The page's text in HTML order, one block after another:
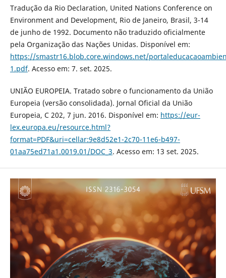
Tradução da Rio Declaration, United Nations Conference on
Environment and Development, Rio de Janeiro, Brasil, 3-14
de junho de 1992. Documento não traduzido oficialmente
pela Organização das Nações Unidas. Disponível em:
https://smastr16.blob.core.windows.net/
1.pdf. Acesso em: 7. set. 2025.
UNIÃO EUROPEIA. Tratado sobre o funcionamento da União
Europeia (versão consolidada). Jornal Oficial da União
Europeia, C 202, 7 jun. 2016. Disponível em: https://eur-
lex.europa.eu/resource.html?
format=PDF&uri=cellar:9e8d52e1-2c70-11e6-b497-
01aa75ed71a1.0019.01/DOC_3. Acesso em: 13 set. 2025.